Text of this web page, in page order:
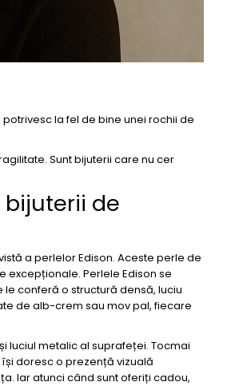
la fel de bine unei rochii de
Sunt bijuterii care nu cer
bijuterii de
a perlelor Edison. Aceste perle de
excepționale. Perlele Edison se
conferă o structură densă, luciu
de alb-crem sau mov pal, fiecare
luciul metalic al suprafeței. Tocmai
doresc o prezență vizuală
Iar atunci când sunt oferiți cadou,